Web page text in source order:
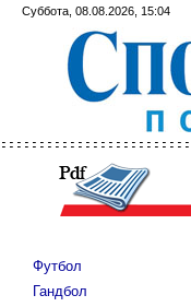
Суббота, 08.08.2026, 15:04
Футбол
Гандбол